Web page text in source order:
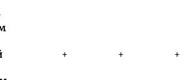
+ + +